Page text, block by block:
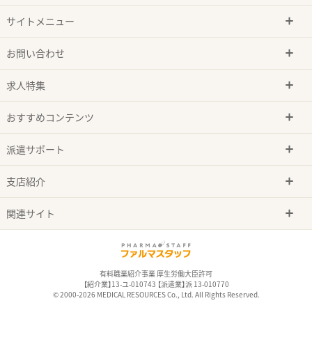
サイトメニュー
お問い合わせ
求人特集
おすすめコンテンツ
派遣サポート
支店紹介
関連サイト
有料職業紹介事業 厚生労働大臣許可
【紹介業】13-ユ-010743 【派遣業】派 13-010770
© 2000-2026 MEDICAL RESOURCES Co., Ltd. All Rights Reserved.